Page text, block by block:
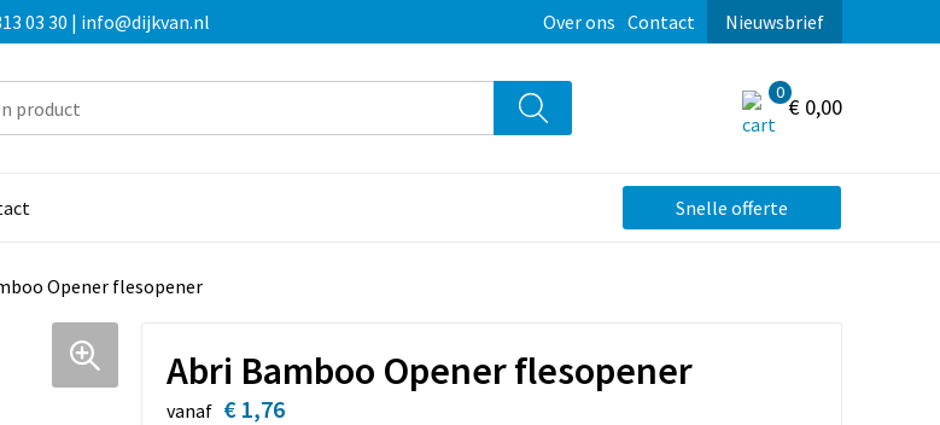
03 30 | info@dijkvan.nl Over ons Contact Nieuwsbrief
0
€ 0,00
Snelle offerte
Opener flesopener
Abri Bamboo Opener flesopener
vanaf € 1,76